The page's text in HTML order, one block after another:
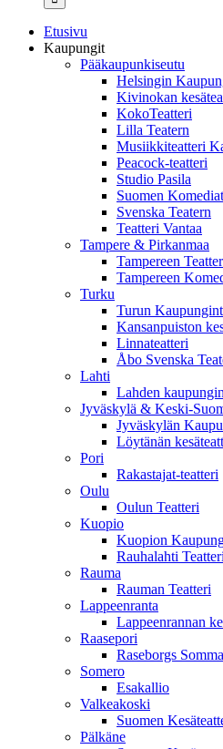
Etusivu
Kaupungit
Pääkaupunkiseutu
Helsingin
Kivinokan
KokoTeatteri
Lilla Teatern
Musiikkiteatteri
Peacock-teatteri
Studio Pasila
Suomen
Svenska Teatern
Teatteri Vantaa
Tampere & Pirkanmaa
Tampereen
Tampereen
Turku
Turun
Kansanpuiston
Linnateatteri
Åbo Svenska
Lahti
Lahden
Jyväskylä & Keski-
Jyväskylän
Löytänän
Pori
Rakastajat-teatteri
Oulu
Oulun Teatteri
Kuopio
Kuopion
Rauhalahti Teatteri
Rauma
Rauman Teatteri
Lappeenranta
Lappeenrannan
Raasepori
Raseborgs
Somero
Esakallio
Valkeakoski
Suomen
Pälkäne